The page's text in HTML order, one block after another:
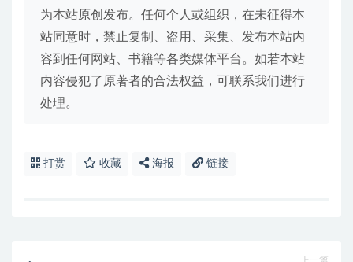
为本站原创发布。任何个人或组织，在未征得本
站同意时，禁止复制、盗用、采集、发布本站内
容到任何网站、书籍等各类媒体平台。如若本站
内容侵犯了原著者的合法权益，可联系我们进行
处理。
打赏 收藏 海报 链接